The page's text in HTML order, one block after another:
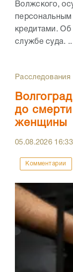
Волжского,
кредитами. Об
службе суда.
Расследования
до
женщины
05.08.2026 16:33
Комментарии